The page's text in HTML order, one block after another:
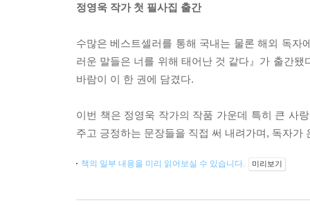
정영욱 작가 첫 필사집 출간
수많은 베스트셀러를 통해 국내는 물론 해외 독자
러운 말들은 너를 위해 태어난 것 같다』가 출간
바람이 이 한 권에 담겼다.
이번 책은 정영욱 작가의 작품 가운데 특히 큰 사
주고 긍정하는 문장들을 직접 써 내려가며, 독자
책의 일부 내용을 미리 읽어보실 수 있습니다. 미리보기